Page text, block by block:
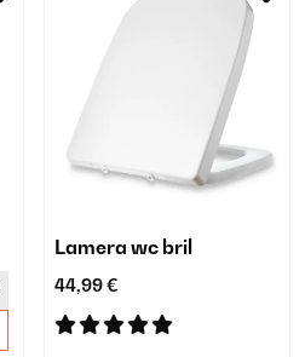
Lamera wc bril
44,99 €